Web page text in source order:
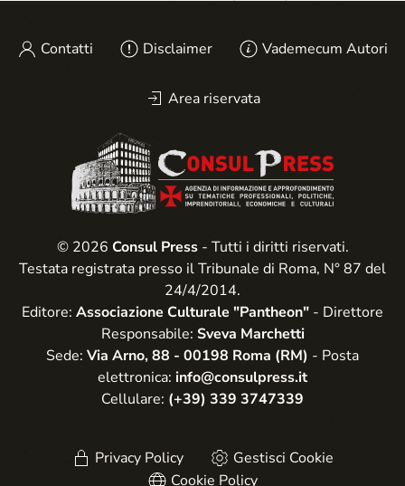
Contatti Disclaimer Vademecum Autori
Area riservata
© 2026 Consul Press- Tutti i diritti riservati.
Testata registrata presso il Tribunale di Roma, N° 87 del
24/4/2014.
Editore: Associazione Culturale "Pantheon" - Direttore
Responsabile: Sveva Marchetti
Sede: Via Arno, 88 - 00198 Roma (RM) - Posta
elettronica: info@consulpress.it
Cellulare: (+39) 339 3747339
Privacy Policy
Gestisci Cookie
Cookie Policy